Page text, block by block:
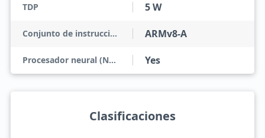
TDP 5 W
Conjunto de instrucciones ARMv8-A
Procesador neural (NPU) Yes
Clasificaciones